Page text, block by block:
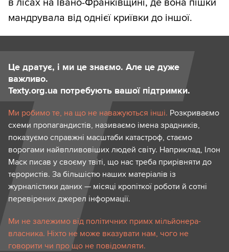
в лісах на Івано-Франківщині, де вона пішки
мандрувала від однієї криївки до іншої.
Це дратує, і ми це знаємо. Але це дуже
важливо.
Texty.org.ua потребують вашої підтримки.
Ми робимо те, на що не наважуються інші. Розкриваємо
схеми пропагандистів, називаємо імена зрадників,
показуємо справжні масштаби катастроф, стаємо
ворогами найвпливовіших людей світу. Наприклад, Ілон
Маск писав у своєму твіті, що нас треба прирівняти до
терористів. За більшістю наших матеріалів із
журналістики даних — місяці кропіткої роботи й сотні
перевірених джерел інформації.
Ми не залежимо від політичних примх мільйонера-
власника. Ніхто не може вказувати нам, чого не
говорити чи про що не повідомляти.